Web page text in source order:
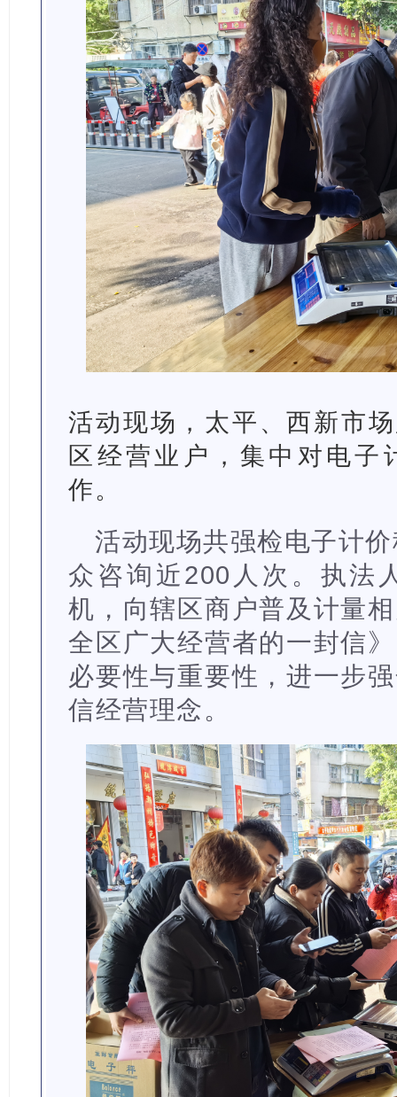
活动现场，太平、西新市
区经营业户，集中对电子
作。
活动现场共强检电子计
众咨询近200人次。执法
机，向辖区商户普及计量
全区广大经营者的一封信
必要性与重要性，进一步
信经营理念。